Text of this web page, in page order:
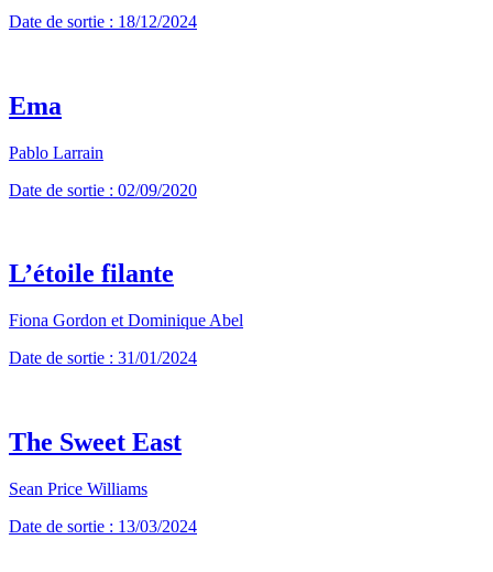
Date de sortie : 18/12/2024
Ema
Pablo Larrain
Date de sortie : 02/09/2020
L’étoile filante
Fiona Gordon et Dominique Abel
Date de sortie : 31/01/2024
The Sweet East
Sean Price Williams
Date de sortie : 13/03/2024